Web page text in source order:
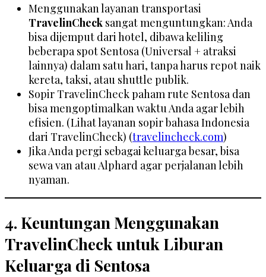
Menggunakan layanan transportasi
TravelinCheck sangat menguntungkan: Anda
bisa dijemput dari hotel, dibawa keliling
beberapa spot Sentosa (Universal + atraksi
lainnya) dalam satu hari, tanpa harus repot naik
kereta, taksi, atau shuttle publik.
Sopir TravelinCheck paham rute Sentosa dan
bisa mengoptimalkan waktu Anda agar lebih
efisien. (Lihat layanan sopir bahasa Indonesia
dari TravelinCheck) (travelincheck.com)
Jika Anda pergi sebagai keluarga besar, bisa
sewa van atau Alphard agar perjalanan lebih
nyaman.
4. Keuntungan Menggunakan
TravelinCheck untuk Liburan
Keluarga di Sentosa